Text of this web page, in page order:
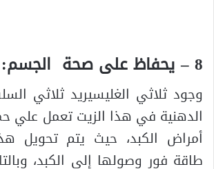
8 – يحفاظ على صحة الجسم:
وجود ثلاثي الغليسيريد ثلاثي
الدهنية في هذا الزيت تعمل علي
أمراض الكبد، حيث يتم تحويل
طاقة فور وصولها إلى الكبد،